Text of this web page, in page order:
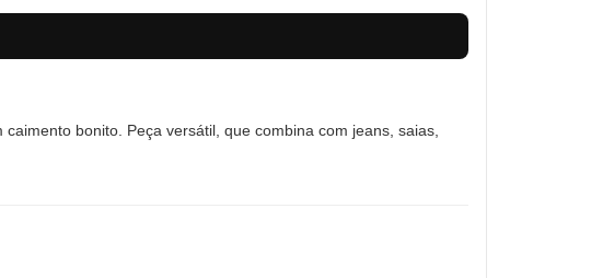
bonito. Peça versátil, que combina com jeans, saias,